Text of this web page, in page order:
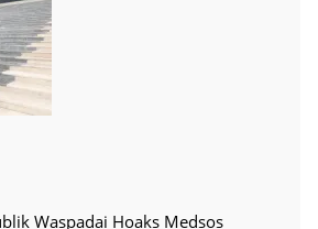
Waspadai Hoaks Medsos